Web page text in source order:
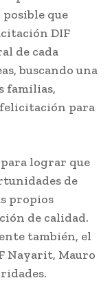
posible que
DIF
de cada
buscando una
familias,
para
lograr que
de
propios
de calidad.
también, el
Nayarit, Mauro